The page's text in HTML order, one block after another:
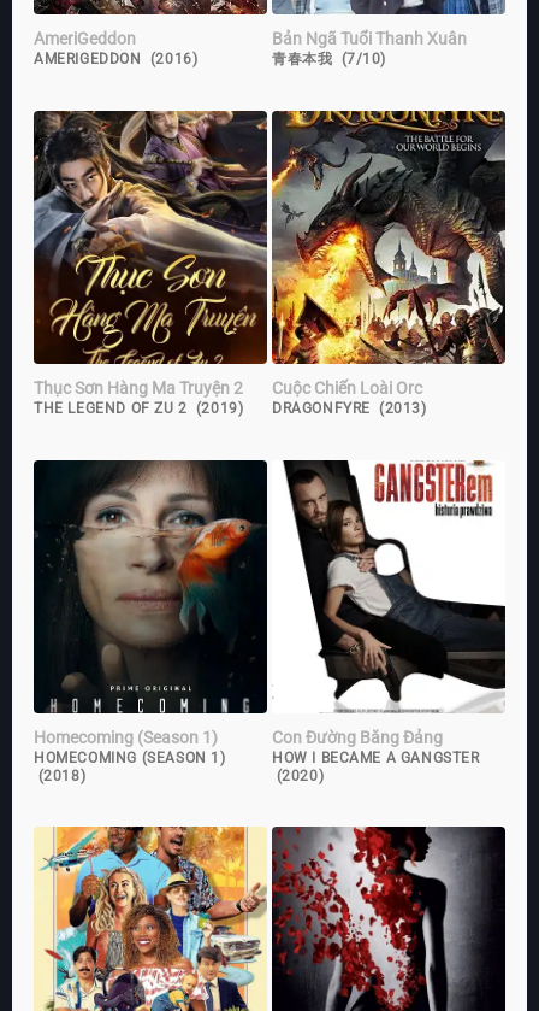
AmeriGeddon
AMERIGEDDON (2016)
Bản Ngã Tuổi Thanh Xuân
青春本我 (7/10)
Thục Sơn Hàng Ma Truyện 2
THE LEGEND OF ZU 2 (2019)
Cuộc Chiến Loài Orc
DRAGONFYRE (2013)
Homecoming (Season 1)
HOMECOMING (SEASON 1)
(2018)
Con Đường Băng Đảng
HOW I BECAME A GANGSTER
(2020)